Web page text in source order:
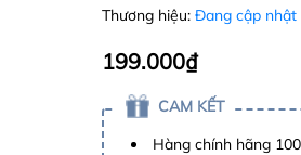
Thương hiệu: Đang cập nhật
199.000₫
CAM KẾT
Hàng chính hãng